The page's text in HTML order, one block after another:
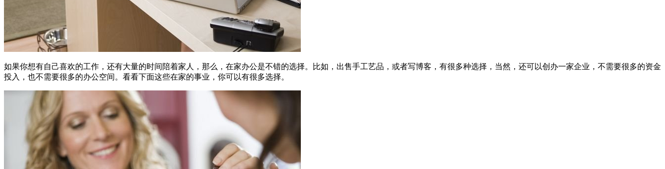
如果你想有自己喜欢的工作，还有大量的时间陪着家人，那么，在家办公是不错的选择。比如，出售手工艺品，或者写博客，有很多种选择，当然，还可以创办一家企业，不需要很多的资金
投入，也不需要很多的办公空间。看看下面这些在家的事业，你可以有很多选择。